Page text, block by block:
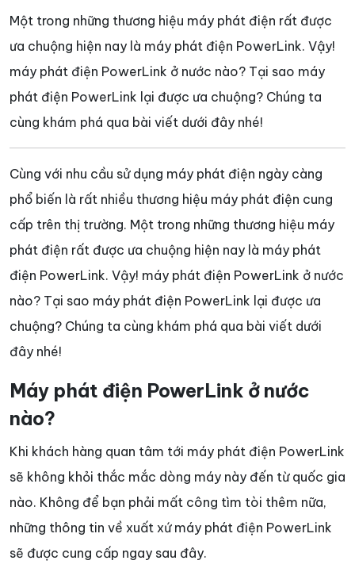
Một trong những thương hiệu máy phát điện rất được
ưa chuộng hiện nay là máy phát điện PowerLink. Vậy!
máy phát điện PowerLink ở nước nào? Tại sao máy
phát điện PowerLink lại được ưa chuộng? Chúng ta
cùng khám phá qua bài viết dưới đây nhé!
Cùng với nhu cầu sử dụng máy phát điện ngày càng
phổ biến là rất nhiều thương hiệu máy phát điện cung
cấp trên thị trường. Một trong những thương hiệu máy
phát điện rất được ưa chuộng hiện nay là máy phát
điện PowerLink. Vậy! máy phát điện PowerLink ở nước
nào? Tại sao máy phát điện PowerLink lại được ưa
chuộng? Chúng ta cùng khám phá qua bài viết dưới
đây nhé!
Máy phát điện PowerLink ở nước
nào?
Khi khách hàng quan tâm tới máy phát điện PowerLink
sẽ không khỏi thắc mắc dòng máy này đến từ quốc gia
nào. Không để bạn phải mất công tìm tòi thêm nữa,
những thông tin về xuất xứ máy phát điện PowerLink
sẽ được cung cấp ngay sau đây.